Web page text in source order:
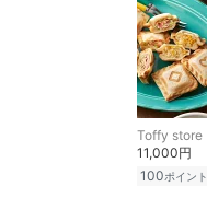
Toffy store
11,000円
100ポイント